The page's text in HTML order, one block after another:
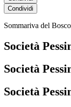
Condividi
Sommariva del
Società
Società
Società